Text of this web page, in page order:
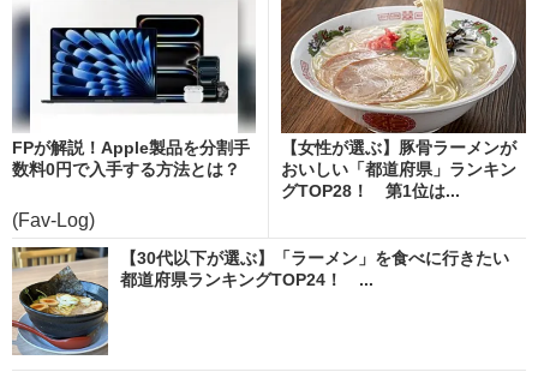
FPが解説！Apple製品を分割手
数料0円で入手する方法とは？
(Fav-Log)
【女性が選ぶ】豚骨ラーメンが
おいしい「都道府県」ランキン
グTOP28！ 第1位は...
【30代以下が選ぶ】「ラーメン」を食べに行きたい
都道府県ランキングTOP24！ ...